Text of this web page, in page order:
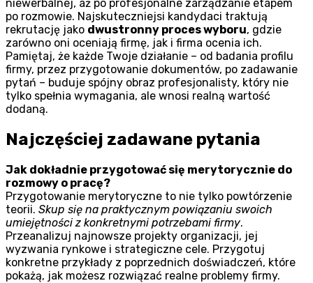
niewerbalnej, aż po profesjonalne zarządzanie etapem
po rozmowie. Najskuteczniejsi kandydaci traktują
rekrutację jako dwustronny proces wyboru, gdzie
zarówno oni oceniają firmę, jak i firma ocenia ich.
Pamiętaj, że każde Twoje działanie – od badania profilu
firmy, przez przygotowanie dokumentów, po zadawanie
pytań – buduje spójny obraz profesjonalisty, który nie
tylko spełnia wymagania, ale wnosi realną wartość
dodaną.
Najczęściej zadawane pytania
Jak dokładnie przygotować się merytorycznie do
rozmowy o pracę?
Przygotowanie merytoryczne to nie tylko powtórzenie
teorii. Skup się na praktycznym powiązaniu swoich
umiejętności z konkretnymi potrzebami firmy.
Przeanalizuj najnowsze projekty organizacji, jej
wyzwania rynkowe i strategiczne cele. Przygotuj
konkretne przykłady z poprzednich doświadczeń, które
pokażą, jak możesz rozwiązać realne problemy firmy.